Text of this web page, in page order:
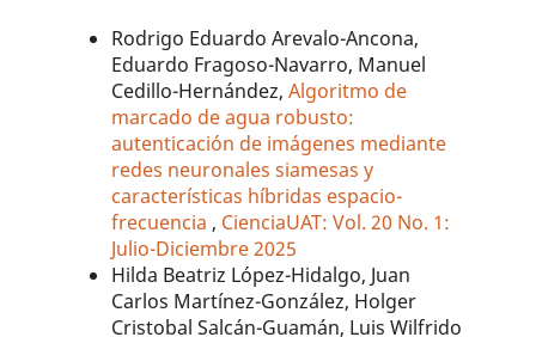
Rodrigo Eduardo Arevalo-Ancona,
Eduardo Fragoso-Navarro, Manuel
Cedillo-Hernández,Algoritmo de
marcado de agua robusto:
autenticación de imágenes mediante
redes neuronales siamesas y
características híbridas espacio-
frecuencia , CienciaUAT: Vol. 20 No. 1:
Julio-Diciembre 2025
Hilda Beatriz López-Hidalgo, Juan
Carlos Martínez-González, Holger
Cristobal Salcán-Guamán, Luis Wilfrido